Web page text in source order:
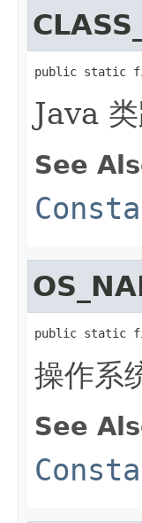
public static
Java
See
public static
操作系
See